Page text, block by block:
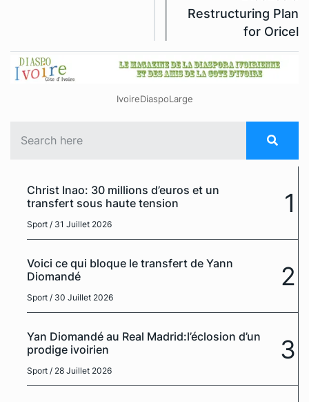
Restructuring Plan
for Oricel
IvoireDiaspoLarge
Christ Inao: 30 millions d’euros et un
transfert sous haute tension
Sport / 31 Juillet 2026
1
Voici ce qui bloque le transfert de Yann
Diomandé
Sport / 30 Juillet 2026
2
Yan Diomandé au Real Madrid:l’éclosion d’un
prodige ivoirien
Sport / 28 Juillet 2026
3